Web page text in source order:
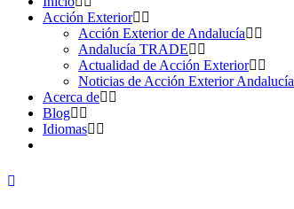
Acción Exterior
Acción Exterior de Andalucía
Andalucía TRADE
Actualidad de Acción Exterior
Noticias de Acción Exterior Andalucía
Acerca de
Blog
Idiomas